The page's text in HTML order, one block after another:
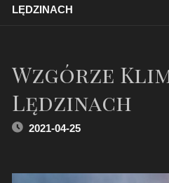
GŁÓWNA
LĘDZINACH
Wzgórze
Lędzinach
2021-04-25